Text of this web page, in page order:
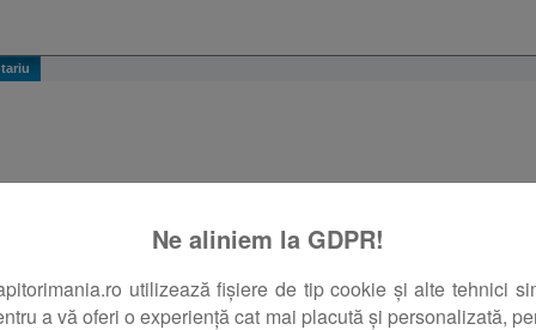
Ne aliniem la GDPR!
utilizează fișiere de tip cookie și alte tehnici
a vă oferi o experiență cat mai placută și personalizată,